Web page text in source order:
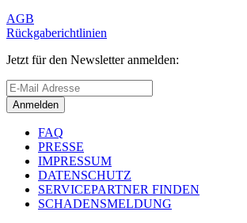
AGB
Rückgaberichtlinien
Jetzt für den Newsletter anmelden:
Anmelden
FAQ
PRESSE
IMPRESSUM
DATENSCHUTZ
SERVICEPARTNER FINDEN
SCHADENSMELDUNG